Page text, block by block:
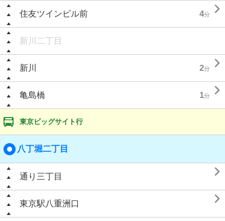
住友ツインビル前 4分 
新川二丁目
新川 2分 
亀島橋 1分 
東京ビッグサイト行
八丁堀二丁目
通り三丁目 
東京駅八重洲口 